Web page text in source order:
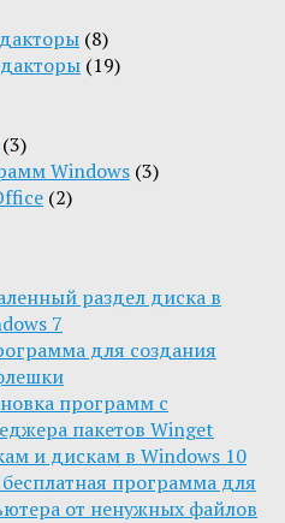
(8)
(19)
(3)
Windows (3)
(2)
раздел диска в
7
для создания
программ с
пакетов Winget
и дискам в Windows 10
программа для
от ненужных файлов